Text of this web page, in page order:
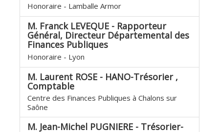
Honoraire - Lamballe Armor
M. Franck LEVEQUE - Rapporteur
Général, Directeur Départemental des
Finances Publiques
Honoraire - Lyon
M. Laurent ROSE - HANO-Trésorier ,
Comptable
Centre des Finances Publiques à Chalons sur
Saône
M. Jean-Michel PUGNIERE - Trésorier-